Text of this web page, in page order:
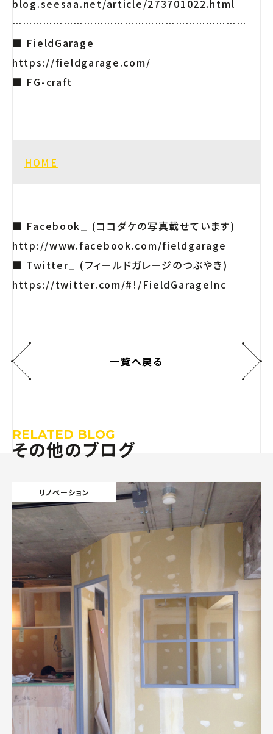
blog.seesaa.net/article/273701022.html
……………………………………………………………
■ FieldGarage
https://fieldgarage.com/
■ FG-craft
HOME
■ Facebook_ (ココダケの写真載せています)
http://www.facebook.com/fieldgarage
■ Twitter_ (フィールドガレージのつぶやき)
https://twitter.com/#!/FieldGarageInc
一覧へ戻る
RELATED BLOG
その他のブログ
リノベーション